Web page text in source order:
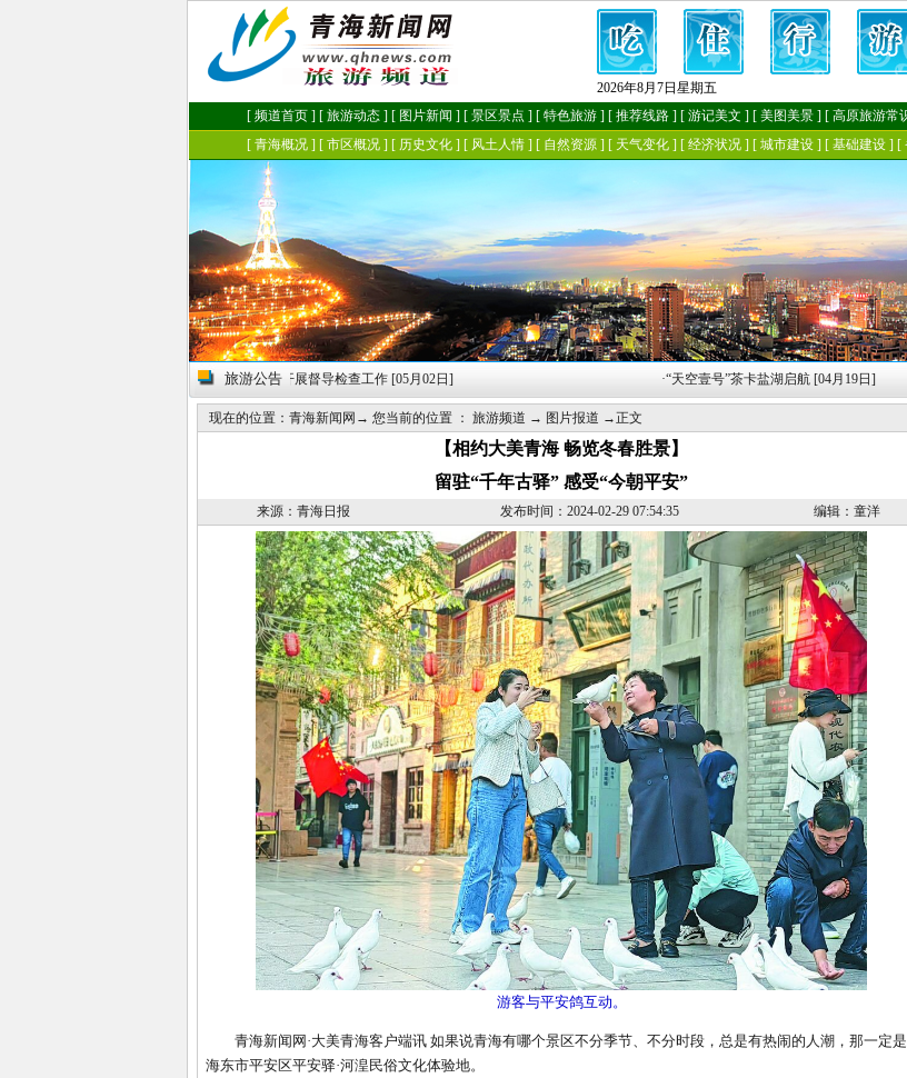
旅游公告
省旅发委开展督导检查工作 [05月02日] “天空壹号”茶卡盐湖启航 [04月19日]
现在的位置： 青海新闻网 → 您当前的位置 ： 旅游频道 → 图片报道 →正文
【相约大美青海 畅览冬春胜景】
留驻“千年古驿” 感受“今朝平安”
来源：青海日报 发布时间：2024-02-29 07:54:35 编辑：童洋
游客与平安鸽互动。
青海新闻网·大美青海客户端讯 如果说青海有哪个景区不分季节、不分时段，总是有热闹的人潮，那一定是
海东市平安区平安驿·河湟民俗文化体验地。